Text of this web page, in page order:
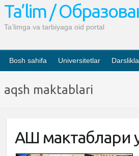
Ta’lim /
Ta’limga va tarbiyaga oid portal
Bosh sahifa Universitetlar
aqsh maktablari
АҚШ мактаблари